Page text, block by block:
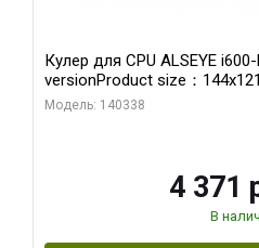
Кулер для CPU ALSEYE
versionProduct size：
270WSoldering technology
Модель: 140338
4 371
В